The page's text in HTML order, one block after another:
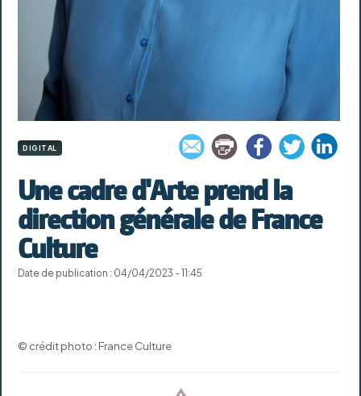
DIGITAL
Une cadre d'Arte prend la
direction générale de France
Culture
Date de publication : 04/04/2023 - 11:45
© crédit photo : France Culture